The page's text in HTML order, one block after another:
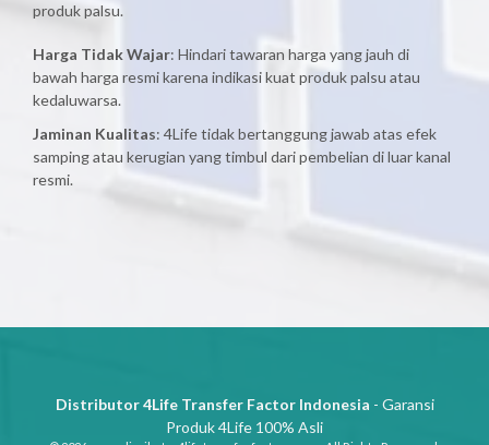
produk palsu.
Harga Tidak Wajar: Hindari tawaran harga yang jauh di
bawah harga resmi karena indikasi kuat produk palsu atau
kedaluwarsa.
Jaminan Kualitas: 4Life tidak bertanggung jawab atas efek
samping atau kerugian yang timbul dari pembelian di luar kanal
resmi.
Distributor 4Life Transfer Factor Indonesia - Garansi
Produk 4Life 100% Asli